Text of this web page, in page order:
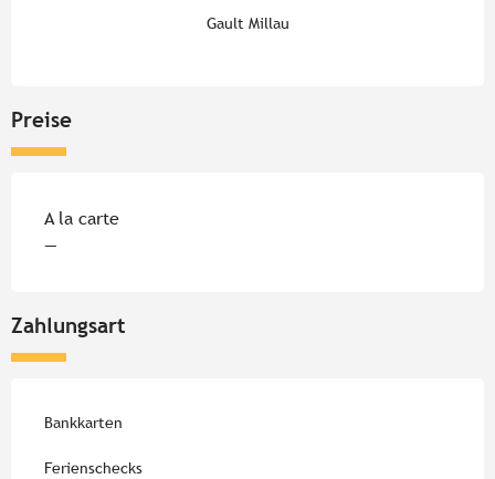
Gault Millau
Preise
A la carte
—
Zahlungsart
Bankkarten
Ferienschecks